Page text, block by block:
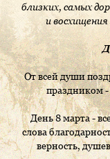
близких, самых
и
От всей души
праздником
День 8 марта -
слова
верность,